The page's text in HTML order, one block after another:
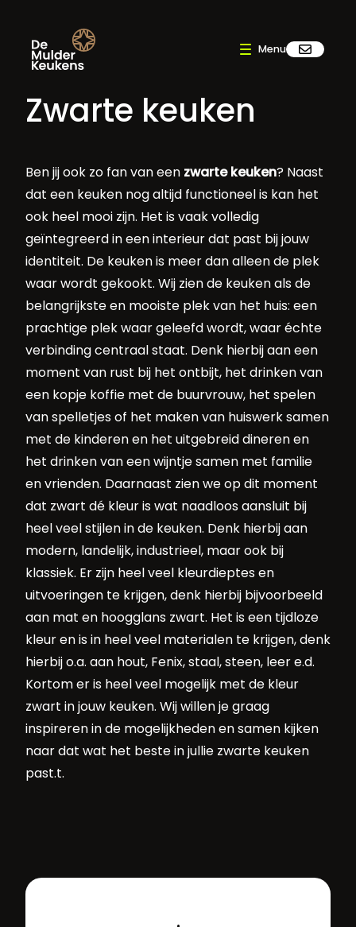
Zwarte keuken
Ben jij ook zo fan van een zwarte keuken? Naast
dat een keuken nog altijd functioneel is kan het
ook heel mooi zijn. Het is vaak volledig
geïntegreerd in een interieur dat past bij jouw
identiteit. De keuken is meer dan alleen de plek
waar wordt gekookt. Wij zien de keuken als de
belangrijkste en mooiste plek van het huis: een
prachtige plek waar geleefd wordt, waar échte
verbinding centraal staat. Denk hierbij aan een
moment van rust bij het ontbijt, het drinken van
een kopje koffie met de buurvrouw, het spelen
van spelletjes of het maken van huiswerk samen
met de kinderen en het uitgebreid dineren en
het drinken van een wijntje samen met familie
en vrienden. Daarnaast zien we op dit moment
dat zwart dé kleur is wat naadloos aansluit bij
heel veel stijlen in de keuken. Denk hierbij aan
modern, landelijk, industrieel, maar ook bij
klassiek. Er zijn heel veel kleurdieptes en
uitvoeringen te krijgen, denk hierbij bijvoorbeeld
aan mat en hoogglans zwart. Het is een tijdloze
kleur en is in heel veel materialen te krijgen, denk
hierbij o.a. aan hout, Fenix, staal, steen, leer e.d.
Kortom er is heel veel mogelijk met de kleur
zwart in jouw keuken. Wij willen je graag
inspireren in de mogelijkheden en samen kijken
naar dat wat het beste in jullie zwarte keuken
past.t.